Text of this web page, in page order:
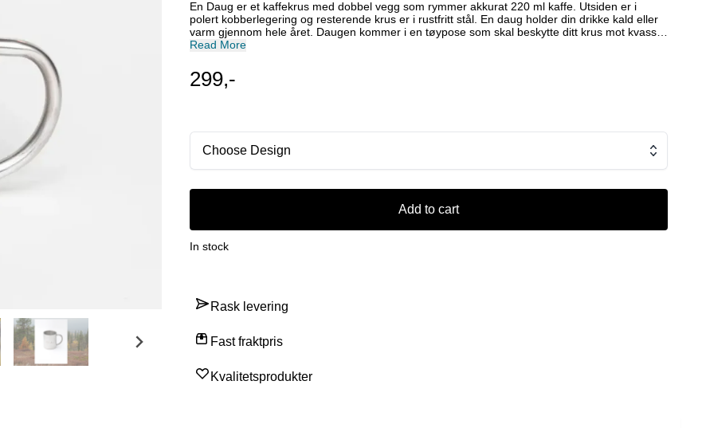
En Daug er et kaffekrus med dobbel vegg som rymmer akkurat 220 ml kaffe. Utsiden er i
polert kobberlegering og resterende krus er i rustfritt stål. En daug holder din drikke kald eller
varm gjennom hele året. Daugen kommer i en tøypose som skal beskytte ditt krus mot kvasse
Read More
299,-
Choose Design
Add to cart
In stock
Rask levering
Fast fraktpris
Kvalitetsprodukter